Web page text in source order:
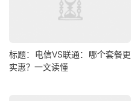
标题：电信VS联通：哪个套餐更
实惠？一文读懂